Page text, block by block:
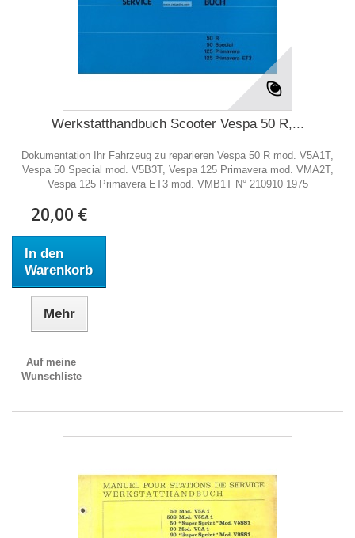
Werkstatthandbuch Scooter Vespa 50 R,...
Dokumentation Ihr Fahrzeug zu reparieren Vespa 50 R mod. V5A1T,
Vespa 50 Special mod. V5B3T, Vespa 125 Primavera mod. VMA2T,
Vespa 125 Primavera ET3 mod. VMB1T N° 210910 1975
20,00 €
In den
Warenkorb
Mehr
Auf meine
Wunschliste